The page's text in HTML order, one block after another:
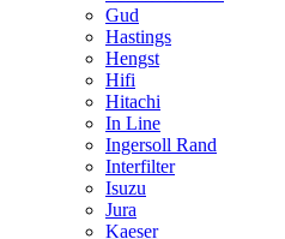
Gud
Hastings
Hengst
Hifi
Hitachi
In Line
Ingersoll Rand
Interfilter
Isuzu
Jura
Kaeser